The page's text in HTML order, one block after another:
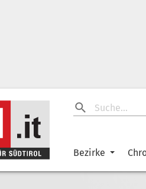
Bezirke